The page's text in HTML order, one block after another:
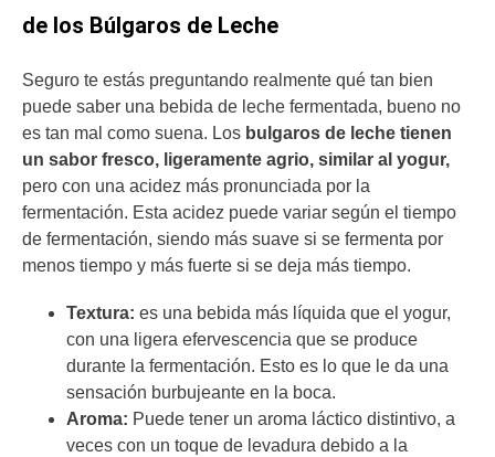
de los Búlgaros de Leche
Seguro te estás preguntando realmente qué tan bien
puede saber una bebida de leche fermentada, bueno no
es tan mal como suena. Los bulgaros de leche tienen
un sabor fresco, ligeramente agrio, similar al yogur,
pero con una acidez más pronunciada por la
fermentación. Esta acidez puede variar según el tiempo
de fermentación, siendo más suave si se fermenta por
menos tiempo y más fuerte si se deja más tiempo.
Textura: es una bebida más líquida que el yogur,
con una ligera efervescencia que se produce
durante la fermentación. Esto es lo que le da una
sensación burbujeante en la boca.
Aroma: Puede tener un aroma láctico distintivo, a
veces con un toque de levadura debido a la